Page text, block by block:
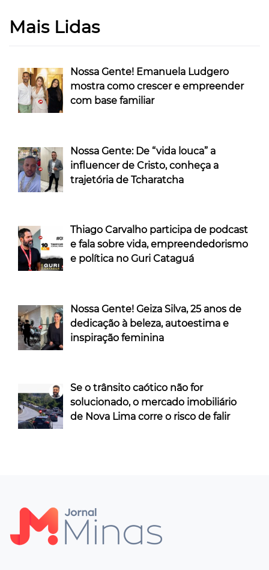
Mais Lidas
Nossa Gente! Emanuela Ludgero
mostra como crescer e empreender
com base familiar
Nossa Gente: De “vida louca” a
influencer de Cristo, conheça a
trajetória de Tcharatcha
Thiago Carvalho participa de podcast
e fala sobre vida, empreendedorismo
e política no Guri Cataguá
Nossa Gente! Geiza Silva, 25 anos de
dedicação à beleza, autoestima e
inspiração feminina
Se o trânsito caótico não for
solucionado, o mercado imobiliário
de Nova Lima corre o risco de falir